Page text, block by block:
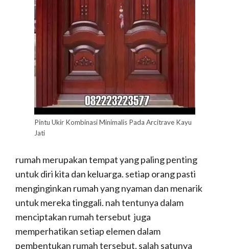
Pintu Ukir Kombinasi Minimalis Pada Arcitrave Kayu
Jati
rumah merupakan tempat yang paling penting
untuk diri kita dan keluarga. setiap orang pasti
menginginkan rumah yang nyaman dan menarik
untuk mereka tinggali. nah tentunya dalam
menciptakan rumah tersebut juga
memperhatikan setiap elemen dalam
pembentukan rumah tersebut. salah satunya